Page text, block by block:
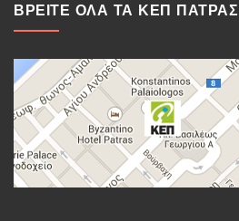
ΒΡΕΙΤΕ ΟΛΑ ΤΑ ΚΕΠ ΠΑΤΡΑΣ